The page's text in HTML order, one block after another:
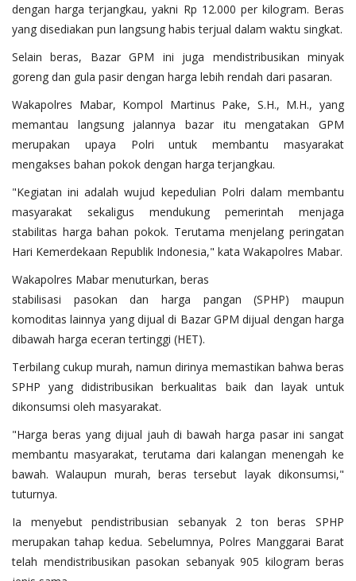
dengan harga terjangkau, yakni Rp 12.000 per kilogram. Beras
yang disediakan pun langsung habis terjual dalam waktu singkat.
Selain beras, Bazar GPM ini juga mendistribusikan minyak
goreng dan gula pasir dengan harga lebih rendah dari pasaran.
Wakapolres Mabar, Kompol Martinus Pake, S.H., M.H., yang
memantau langsung jalannya bazar itu mengatakan GPM
merupakan upaya Polri untuk membantu masyarakat
mengakses bahan pokok dengan harga terjangkau.
"Kegiatan ini adalah wujud kepedulian Polri dalam membantu
masyarakat sekaligus mendukung pemerintah menjaga
stabilitas harga bahan pokok. Terutama menjelang peringatan
Hari Kemerdekaan Republik Indonesia," kata Wakapolres Mabar.
Wakapolres Mabar menuturkan, beras
stabilisasi pasokan dan harga pangan (SPHP) maupun
komoditas lainnya yang dijual di Bazar GPM dijual dengan harga
dibawah harga eceran tertinggi (HET).
Terbilang cukup murah, namun dirinya memastikan bahwa beras
SPHP yang didistribusikan berkualitas baik dan layak untuk
dikonsumsi oleh masyarakat.
"Harga beras yang dijual jauh di bawah harga pasar ini sangat
membantu masyarakat, terutama dari kalangan menengah ke
bawah. Walaupun murah, beras tersebut layak dikonsumsi,"
tuturnya.
Ia menyebut pendistribusian sebanyak 2 ton beras SPHP
merupakan tahap kedua. Sebelumnya, Polres Manggarai Barat
telah mendistribusikan pasokan sebanyak 905 kilogram beras